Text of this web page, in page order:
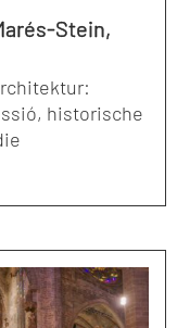
Stein,
historische